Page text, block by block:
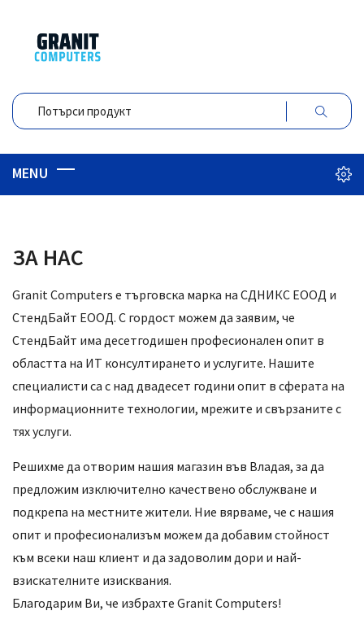
ЗА НАС
Granit Computers е търговска марка на СДНИКС ЕООД и
СтендБайт ЕООД. С гордост можем да заявим, че
СтендБайт има десетгодишен професионален опит в
областта на ИТ консултирането и услугите. Нашите
специалисти са с над двадесет години опит в сферата на
информационните технологии, мрежите и свързаните с
тях услуги.
Решихме да отворим нашия магазин във Владая, за да
предложим изключително качествено обслужване и
подкрепа на местните жители. Ние вярваме, че с нашия
опит и професионализъм можем да добавим стойност
към всеки наш клиент и да задоволим дори и най-
взискателните изисквания.
Благодарим Ви, че избрахте Granit Computers!